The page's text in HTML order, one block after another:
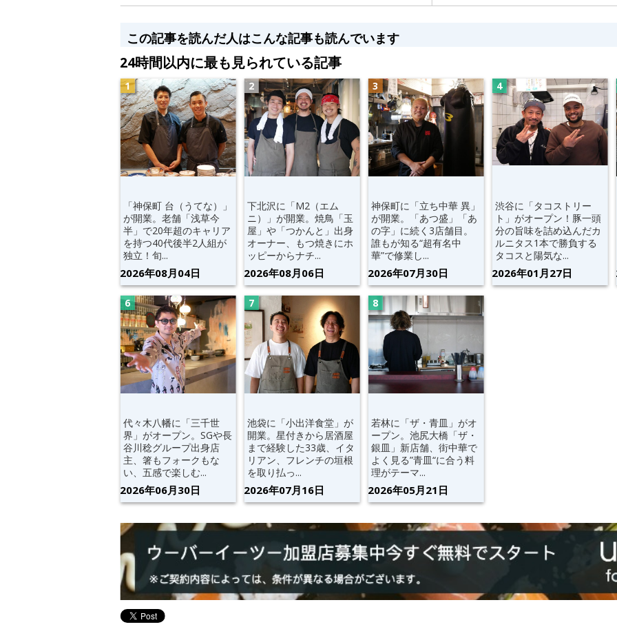
この記事を読んだ人はこんな記事も読んでいます
24時間以内に最も見られている記事
「神保町 台（うてな）」
が開業。老舗「浅草今
半」で20年超のキャリア
を持つ40代後半2人組が
独立！旬...
2026年08月04日
下北沢に「M2（エム
ニ）」が開業。焼鳥「玉
屋」や「つかんと」出身
オーナー、もつ焼きにホ
ッピーからナチ...
2026年08月06日
神保町に「立ち中華 異」
が開業。「あつ盛」「あ
の字」に続く3店舗目。
誰もが知る“超有名中
華”で修業し...
2026年07月30日
渋谷に「タコストリー
ト」がオープン！豚一頭
分の旨味を詰め込んだカ
ルニタス1本で勝負する
タコスと陽気な...
2026年01月27日
代々木八幡に「三千世
界」がオープン。SGや長
谷川稔グループ出身店
主、箸もフォークもな
い、五感で楽しむ...
2026年06月30日
池袋に「小出洋食堂」が
開業。星付きから居酒屋
まで経験した33歳、イタ
リアン、フレンチの垣根
を取り払っ...
2026年07月16日
若林に「ザ・青皿」がオ
ープン。池尻大橋「ザ・
銀皿」新店舗、街中華で
よく見る”青皿“に合う料
理がテーマ...
2026年05月21日